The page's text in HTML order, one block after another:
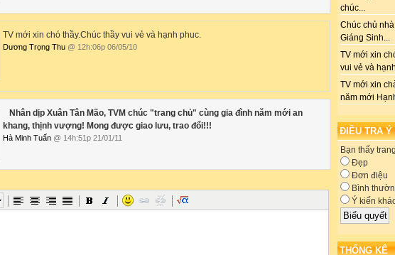
chúc...
Chúc chủ
Giáng Sinh...
TV mới xin
vui vẻ và
TV mới xin
năm mới
ĐIỀU TRA Ý
Bạn thấy
Đẹp
Đơn điệu
Bình
Ý kiến
THỐNG KÊ
TV mới xin chó thầy.Chúc thầy vui vẻ và hạnh phuc.
Dương Trọng Thu @ 12h:06p 06/05/10
Nhân dịp Xuân Tân Mão, TVM chúc "trang chủ" cùng gia đình năm mới an
khang, thịnh vượng! Mong được giao lưu, trao đổi!!!
Hà Minh Tuấn @ 14h:51p 21/01/11